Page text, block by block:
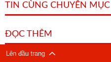
TIN CÙNG CHUYÊN MỤC
ĐỌC THÊM
Lên đầu trang